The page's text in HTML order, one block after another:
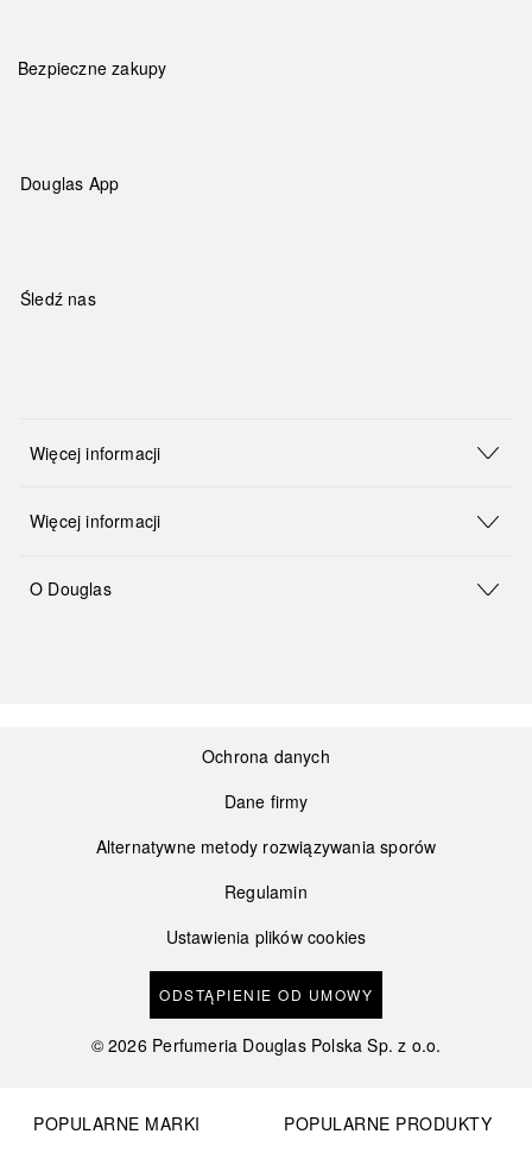
Bezpieczne zakupy
Douglas App
Śledź nas
Więcej informacji
Więcej informacji
O Douglas
Ochrona danych
Dane firmy
Alternatywne metody rozwiązywania sporów
Regulamin
Ustawienia plików cookies
ODSTĄPIENIE OD UMOWY
©2026 Perfumeria Douglas Polska Sp. z o.o.
POPULARNE MARKI
POPULARNE PRODUKTY